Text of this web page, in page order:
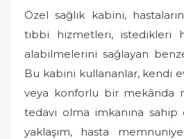
Özel sağlık kabini,
tıbbi hizmetleri, istedikleri
alabilmelerini sağlayan
Bu kabini kullananlar, kendi
veya konforlu bir mekânda
tedavi olma imkanına sahip
yaklaşım, hasta